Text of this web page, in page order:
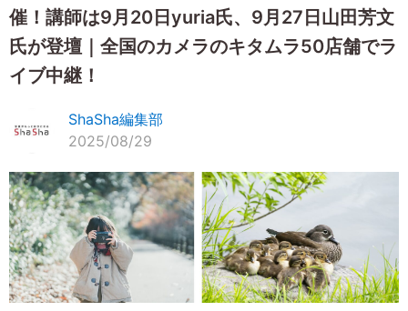
催！講師は9月20日yuria氏、9月27日山田芳文
氏が登壇｜全国のカメラのキタムラ50店舗でラ
イブ中継！
ShaSha編集部
2025/08/29